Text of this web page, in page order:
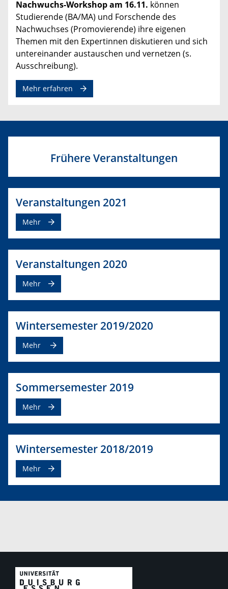
Nachwuchs-Workshop am 16.11. können
Studierende (BA/MA) und Forschende des
Nachwuchses (Promovierende) ihre eigenen
Themen mit den Expertinnen diskutieren und sich
untereinander austauschen und vernetzen (s.
Ausschreibung).
Mehr erfahren
Frühere Veranstaltungen
Veranstaltungen 2021
Mehr
Veranstaltungen 2020
Mehr
Wintersemester 2019/2020
Mehr
Sommersemester 2019
Mehr
Wintersemester 2018/2019
Mehr